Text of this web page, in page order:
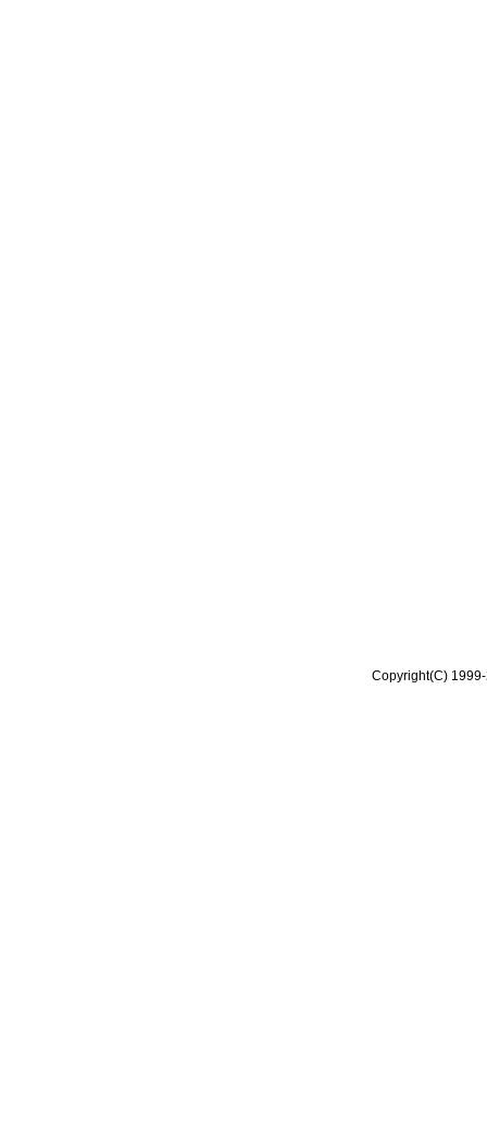
Copyright(C)